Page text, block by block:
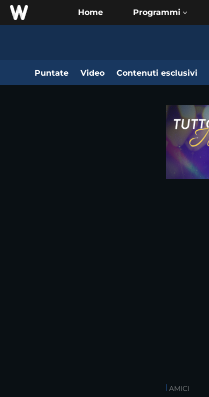
Home
Puntate Video Contenuti esclusivi
AMICI